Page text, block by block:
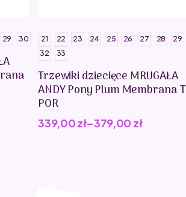
29 30 21 22 23 24 25 26 27 28 29
32
33
Trzewiki dziecięce MRUGAŁA
ANDY Pony Plum Membrana
POR
339,00zł–379,00 zł